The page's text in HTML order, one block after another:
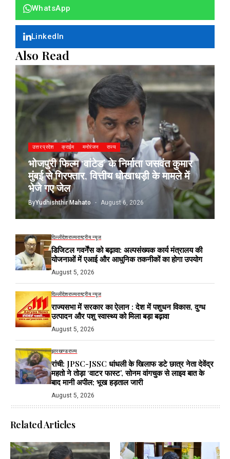
WhatsApp
LinkedIn
Also Read
उत्तर प्रदेश क्राईम मनोरंजन राज्य
भोजपुरी फिल्म ‘वांटेड’ के निर्माता जसवंत कुमार
मुंबई से गिरफ्तार, वित्तीय धोखाधड़ी के मामले में
भेजे गए जेल
ByYudhishthir Mahato August 6, 2026
दिल्लीदेशराज्यराष्ट्रीय न्यूज
डिजिटल गवर्नेंस को बढ़ावा: अल्पसंख्यक कार्य मंत्रालय की
योजनाओं में एआई और आधुनिक तकनीकों का होगा उपयोग
August 5, 2026
दिल्लीदेशराज्यराष्ट्रीय न्यूज
राज्यसभा में सरकार का ऐलान : देश में पशुधन विकास, दुग्ध
उत्पादन और पशु स्वास्थ्य को मिला बड़ा बढ़ावा
August 5, 2026
झारखण्डराज्य
रांची: JPSC-JSSC धांधली के खिलाफ डटे छात्र नेता देवेंद्र
महतो ने तोड़ा ‘वाटर फास्ट’, सोनम वांगचुक से लाइव बात के
बाद मानी अपील; भूख हड़ताल जारी
August 5, 2026
Related Articles